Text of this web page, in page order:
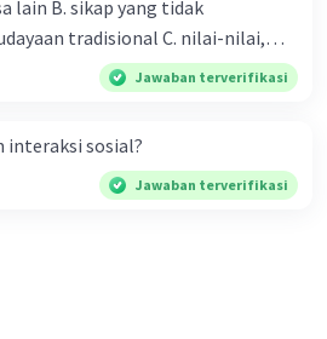
lain B. sikap yang tidak
tradisional C. nilai-nilai,
yang berbeda D. tidak sesuai
setempat
Jawaban terverifikasi
interaksi sosial?
Jawaban terverifikasi